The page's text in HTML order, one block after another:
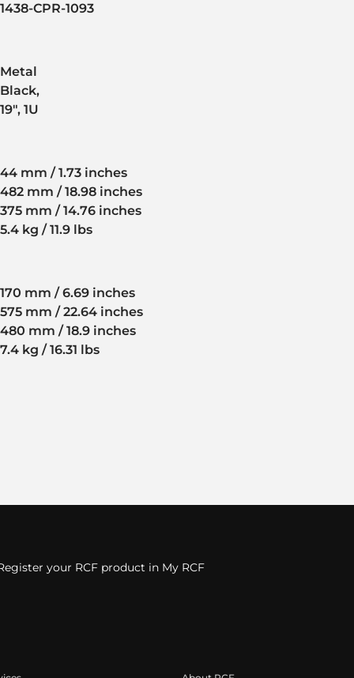
1438-CPR-1093
Metal
Black,
19", 1U
44 mm / 1.73 inches
482 mm / 18.98 inches
375 mm / 14.76 inches
5.4 kg / 11.9 lbs
170 mm / 6.69 inches
575 mm / 22.64 inches
480 mm / 18.9 inches
7.4 kg / 16.31 lbs
your RCF product in My RCF